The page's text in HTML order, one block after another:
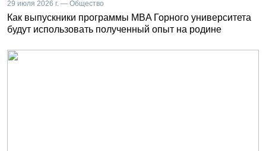
29 июля 2026 г. — Общество
Как выпускники программы MBA Горного университета
будут использовать полученный опыт на родине